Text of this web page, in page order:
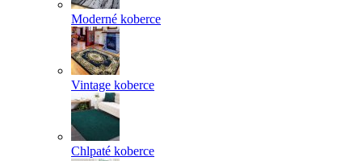
Moderné koberce
Vintage koberce
Chlpaté koberce